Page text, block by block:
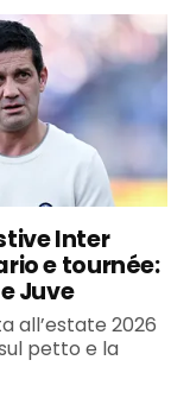
Inter
e tournée:
Juve
all’estate 2026
petto e la